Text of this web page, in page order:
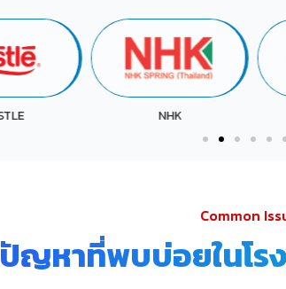
SCG
Common
ปัญหาที่พบบ่อยในโร